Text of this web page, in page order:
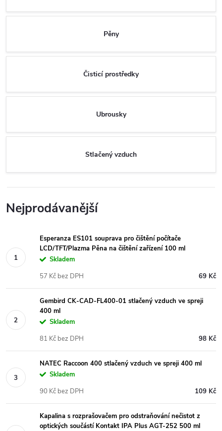
Pěny
Čisticí prostředky
Ubrousky
Stlačený vzduch
Nejprodávanější
Esperanza ES101 souprava pro čištění počítače
LCD/TFT/Plazma Pěna na čištění zařízení 100 ml
Skladem
69 Kč
57 Kč bez DPH
Gembird CK-CAD-FL400-01 stlačený vzduch ve spreji
400 ml
Skladem
98 Kč
81 Kč bez DPH
NATEC Raccoon 400 stlačený vzduch ve spreji 400 ml
Skladem
109 Kč
90 Kč bez DPH
Kapalina s rozprašovačem pro odstraňování nečistot z
optických součástí Kontakt IPA Plus AGT-252 500 ml